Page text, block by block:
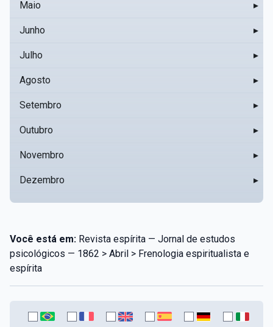
Maio ▸
Junho ▸
Julho ▸
Agosto ▸
Setembro ▸
Outubro ▸
Novembro ▸
Dezembro ▸
Você está em: Revista espírita — Jornal de estudos
psicológicos — 1862 > Abril > Frenologia espiritualista e
espírita